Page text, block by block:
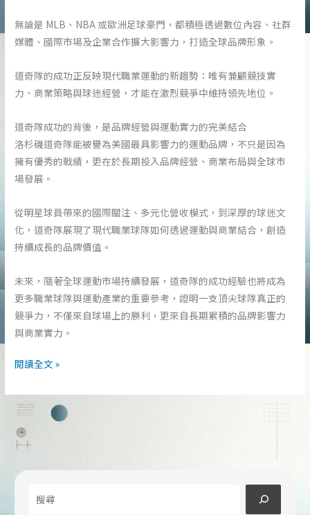
無論是 MLB、NBA 或歐洲足球豪門，都積極透過數位內容、社群
媒體、國際市場及企業合作擴大影響力，打造全球品牌形象。
道奇隊的成功正反映現代職業運動的新趨勢：唯有兼顧競技實
力、商業策略與球迷經營，才能在激烈競爭中維持領先地位。
道奇隊成功的背後，是品牌經營與運動實力的完美結合
洛杉磯道奇隊能被譽為美國最具影響力的運動品牌，不只是因為
擁有優秀的戰績，更在於長期投入品牌經營、商業布局與全球市
場發展。
從明星球員帶來的國際關注、多元化營收模式，到深厚的球迷文
化，道奇隊展現了現代職業球隊如何透過運動與商業結合，創造
持續成長的品牌價值。
未來，隨著全球運動市場持續發展，道奇隊的成功經驗也將成為
更多職業球隊與運動產業的重要參考，證明一支頂尖球隊真正的
競爭力，不僅來自球場上的勝利，更來自長期累積的品牌影響力
與商業實力。
道
隊
為
何
成
美
閱讀全文 »
搜